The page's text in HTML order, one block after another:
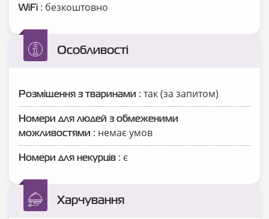
WiFi : безкоштовно
Особливості
Розміщення з тваринами : так (за запитом)
Номери для людей з обмеженими
можливостями : немає умов
Номери для некурців : є
Харчування